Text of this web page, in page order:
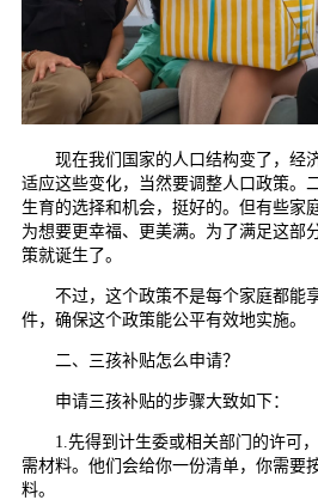
现在我们国家的人口结构变了，经
适应这些变化，当然要调整人口政策。
生育的选择和机会，挺好的。但有些家
为想要更幸福、更美满。为了满足这部
策就诞生了。
不过，这个政策不是每个家庭都能
件，确保这个政策能公平有效地实施。
二、三孩补贴怎么申请？
申请三孩补贴的步骤大致如下：
1.先得到计生委或相关部门的许可，
需材料。他们会给你一份清单，你需要
料。